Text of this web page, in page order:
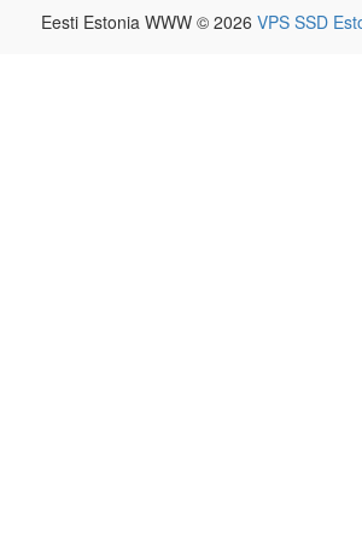
Eesti Estonia WWW © 2026 VPS SSD